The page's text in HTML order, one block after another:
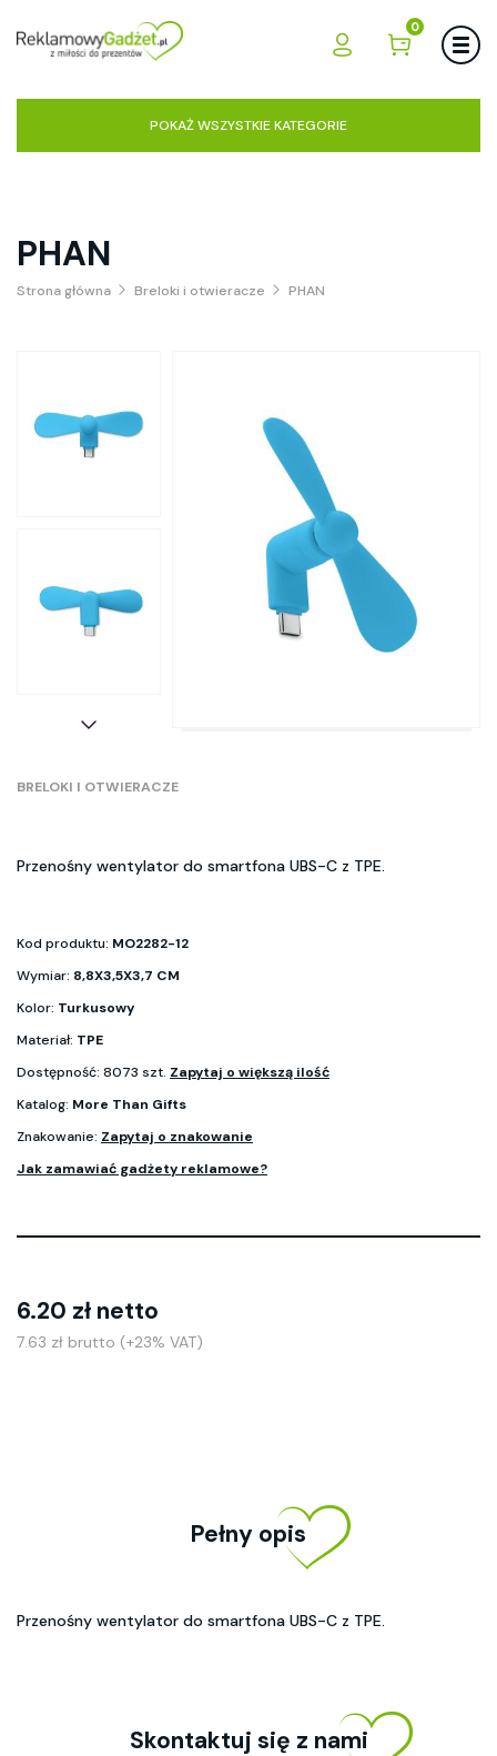
0
POKAŻ WSZYSTKIE KATEGORIE
PHAN
Strona główna Breloki i otwieracze PHAN
BRELOKI I OTWIERACZE
Przenośny wentylator do smartfona UBS-C z TPE.
Kod produktu: MO2282-12
Wymiar: 8,8X3,5X3,7 CM
Kolor: Turkusowy
Materiał: TPE
Dostępność: 8073 szt. Zapytaj o większą ilość
Katalog: More Than Gifts
Znakowanie: Zapytaj o znakowanie
Jak zamawiać gadżety reklamowe?
6.20 zł netto
7.63 zł brutto (+23% VAT)
Pełny opis
Przenośny wentylator do smartfona UBS-C z TPE.
Skontaktuj się z nami